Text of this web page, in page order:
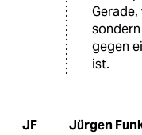
gegen
ist.
JF Jürgen